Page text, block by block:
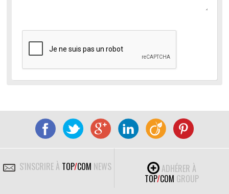
S'INSCRIRE À TOP/COM NEWS
ADHÉRER À
TOP/COM GROUP